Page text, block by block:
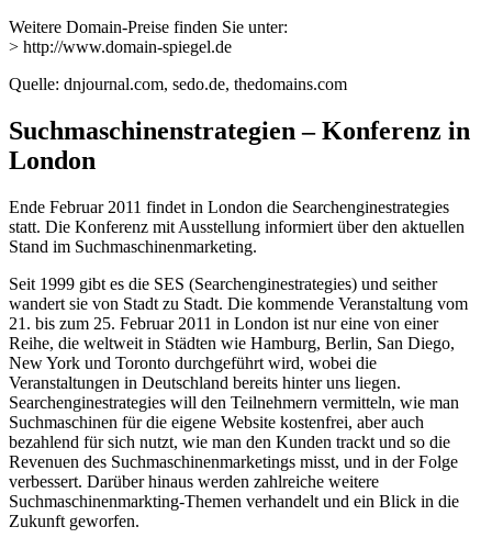
Weitere Domain-Preise finden Sie unter:
> http://www.domain-spiegel.de
Quelle: dnjournal.com, sedo.de, thedomains.com
Suchmaschinenstrategien – Konferenz in
London
Ende Februar 2011 findet in London die Searchenginestrategies
statt. Die Konferenz mit Ausstellung informiert über den aktuellen
Stand im Suchmaschinenmarketing.
Seit 1999 gibt es die SES (Searchenginestrategies) und seither
wandert sie von Stadt zu Stadt. Die kommende Veranstaltung vom
21. bis zum 25. Februar 2011 in London ist nur eine von einer
Reihe, die weltweit in Städten wie Hamburg, Berlin, San Diego,
New York und Toronto durchgeführt wird, wobei die
Veranstaltungen in Deutschland bereits hinter uns liegen.
Searchenginestrategies will den Teilnehmern vermitteln, wie man
Suchmaschinen für die eigene Website kostenfrei, aber auch
bezahlend für sich nutzt, wie man den Kunden trackt und so die
Revenuen des Suchmaschinenmarketings misst, und in der Folge
verbessert. Darüber hinaus werden zahlreiche weitere
Suchmaschinenmarkting-Themen verhandelt und ein Blick in die
Zukunft geworfen.